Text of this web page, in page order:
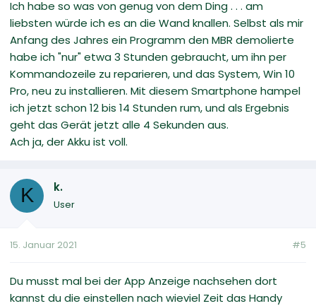
Ich habe so was von genug von dem Ding . . . am
liebsten würde ich es an die Wand knallen. Selbst als mir
Anfang des Jahres ein Programm den MBR demolierte
habe ich "nur" etwa 3 Stunden gebraucht, um ihn per
Kommandozeile zu reparieren, und das System, Win 10
Pro, neu zu installieren. Mit diesem Smartphone hampel
ich jetzt schon 12 bis 14 Stunden rum, und als Ergebnis
geht das Gerät jetzt alle 4 Sekunden aus.
Ach ja, der Akku ist voll.
K k.
User
15. Januar 2021 #5
Du musst mal bei der App Anzeige nachsehen dort
kannst du die einstellen nach wieviel Zeit das Handy